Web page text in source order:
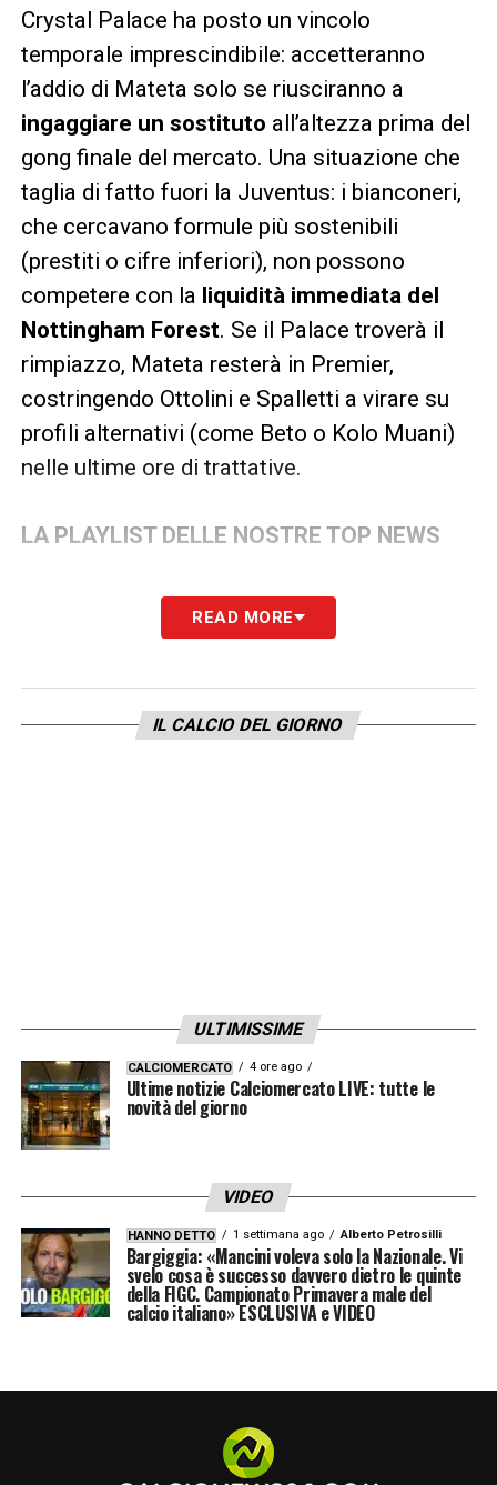
Crystal Palace ha posto un vincolo
temporale imprescindibile: accetteranno
l’addio di Mateta solo se riusciranno a
ingaggiare un sostituto all’altezza prima del
gong finale del mercato. Una situazione che
taglia di fatto fuori la Juventus: i bianconeri,
che cercavano formule più sostenibili
(prestiti o cifre inferiori), non possono
competere con la liquidità immediata del
Nottingham Forest. Se il Palace troverà il
rimpiazzo, Mateta resterà in Premier,
costringendo Ottolini e Spalletti a virare su
profili alternativi (come Beto o Kolo Muani)
nelle ultime ore di trattative.
LA PLAYLIST DELLE NOSTRE TOP NEWS
READ MORE
IL CALCIO DEL GIORNO
ULTIMISSIME
CALCIOMERCATO 4 ore ago
Ultime notizie Calciomercato LIVE: tutte le
novità del giorno
VIDEO
HANNO DETTO 1 settimana ago Alberto Petrosilli
Bargiggia: «Mancini voleva solo la Nazionale. Vi
svelo cosa è successo davvero dietro le quinte
della FIGC. Campionato Primavera male del
calcio italiano» ESCLUSIVA e VIDEO